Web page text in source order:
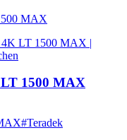
MAX
1500 MAX
#Teradek